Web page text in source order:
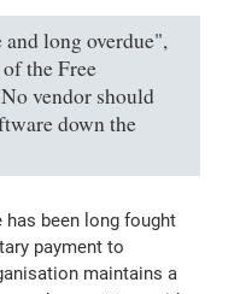
long overdue",
the Free
vendor should
down the
has been long fought
payment to
maintains a